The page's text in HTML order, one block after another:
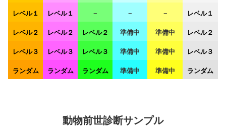
レベル１ レベル１ － － － レベル１
レベル２ レベル２ レベル２ 準備中 準備中 レベル２
レベル３ レベル３ レベル３ 準備中 準備中 レベル３
ランダム ランダム ランダム 準備中 準備中 ランダム
動物前世診断サンプル